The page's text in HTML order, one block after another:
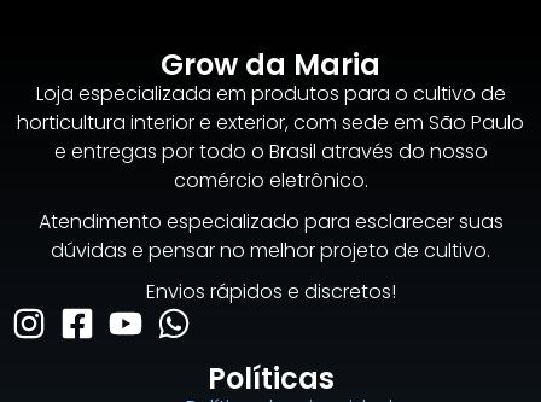
Grow da Maria
Loja especializada em produtos para o cultivo de
horticultura interior e exterior, com sede em São Paulo
e entregas por todo o Brasil através do nosso
comércio eletrônico.
Atendimento especializado para esclarecer suas
dúvidas e pensar no melhor projeto de cultivo.
Envios rápidos e discretos!
Políticas